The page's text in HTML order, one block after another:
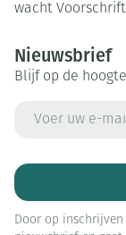
wacht Voorschrift
Nieuwsbrief
Blijf op de
Door op